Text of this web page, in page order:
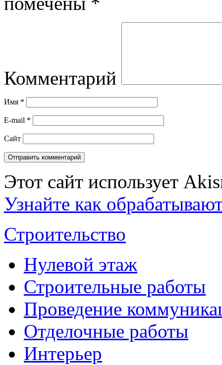
Комментарий
Имя *
E-mail *
Сайт
Этот сайт использует
Узнайте как
Строительство
Нулевой этаж
Строительные работы
Проведение
Отделочные работы
Интерьер